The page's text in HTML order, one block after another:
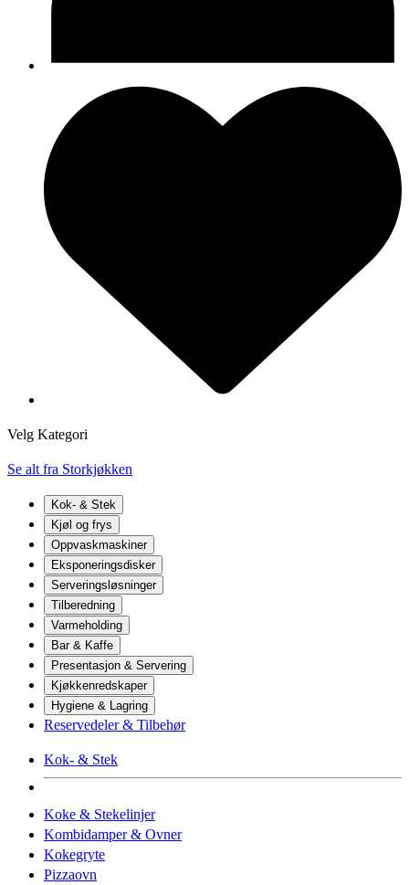
Velg Kategori
Se alt fra Storkjøkken
Kok- & Stek
Kjøl og frys
Oppvaskmaskiner
Eksponeringsdisker
Serveringsløsninger
Tilberedning
Varmeholding
Bar & Kaffe
Presentasjon & Servering
Kjøkkenredskaper
Hygiene & Lagring
Reservedeler & Tilbehør
Kok- & Stek
Koke & Stekelinjer
Kombidamper & Ovner
Kokegryte
Pizzaovn